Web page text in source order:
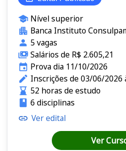
Nível superior
Banca Instituto
5 vagas
Salários de R$ 2.605,21
Prova dia 11/10/2026
Inscrições de 03/06/2026
52 horas de estudo
6 disciplinas
Ver edital
Ver